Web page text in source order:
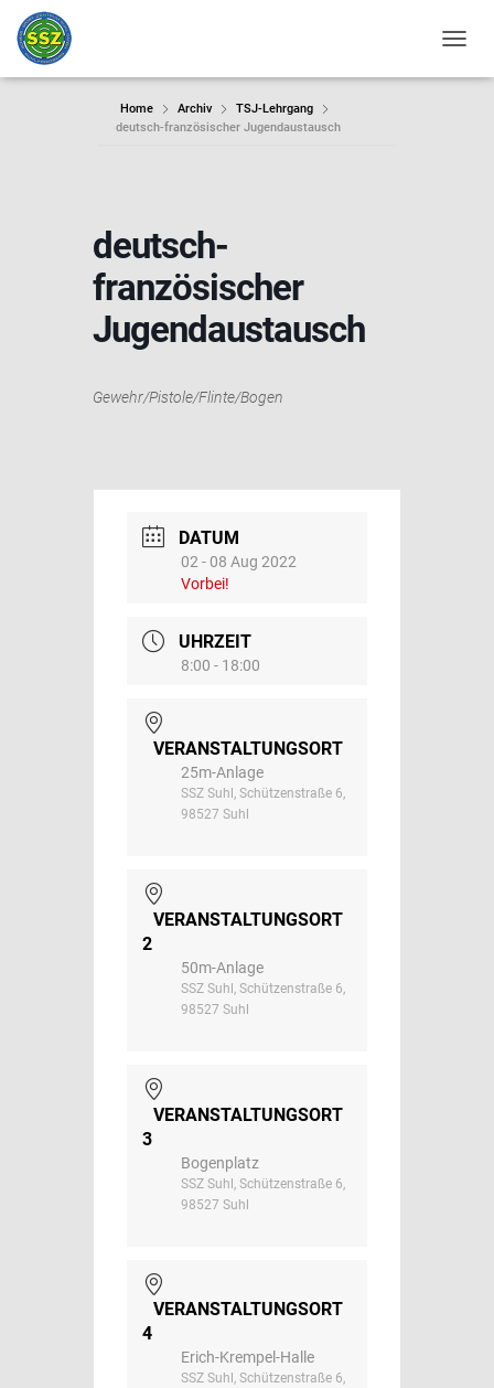
Home Archiv
TSJ-Lehrgang
deutsch-französischer Jugendaustausch
deutsch-
französischer
Jugendaustausch
Gewehr/Pistole/Flinte/Bogen
DATUM
02 - 08 Aug 2022
Vorbei!
UHRZEIT
8:00 - 18:00
VERANSTALTUNGSORT
25m-Anlage
SSZ Suhl, Schützenstraße 6,
98527 Suhl
VERANSTALTUNGSORT
2
50m-Anlage
SSZ Suhl, Schützenstraße 6,
98527 Suhl
VERANSTALTUNGSORT
3
Bogenplatz
SSZ Suhl, Schützenstraße 6,
98527 Suhl
VERANSTALTUNGSORT
4
Erich-Krempel-Halle
SSZ Suhl, Schützenstraße 6,